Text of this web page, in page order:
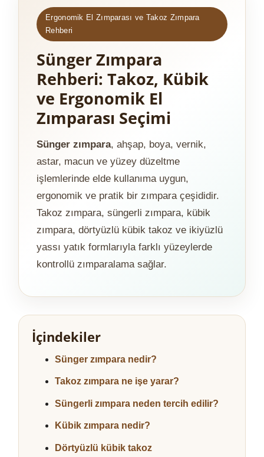
Ergonomik El Zımparası ve Takoz Zımpara
Rehberi
Sünger Zımpara
Rehberi: Takoz, Kübik
ve Ergonomik El
Zımparası Seçimi
Sünger zımpara, ahşap, boya, vernik,
astar, macun ve yüzey düzeltme
işlemlerinde elde kullanıma uygun,
ergonomik ve pratik bir zımpara çeşididir.
Takoz zımpara, süngerli zımpara, kübik
zımpara, dörtyüzlü kübik takoz ve ikiyüzlü
yassı yatık formlarıyla farklı yüzeylerde
kontrollü zımparalama sağlar.
İçindekiler
Sünger zımpara nedir?
Takoz zımpara ne işe yarar?
Süngerli zımpara neden tercih edilir?
Kübik zımpara nedir?
Dörtyüzlü kübik takoz